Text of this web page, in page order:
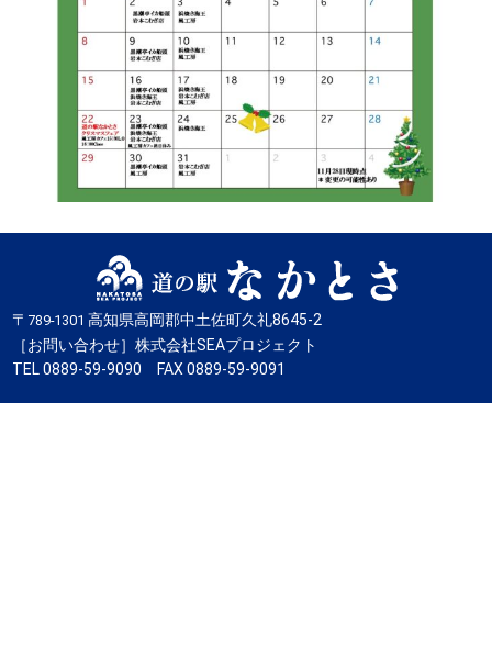
〒 789-1301 高知県高岡郡中土佐町久礼8645-2
［お問い合わせ］株式会社SEAプロジェクト
TEL 0889-59-9090 FAX 0889-59-9091